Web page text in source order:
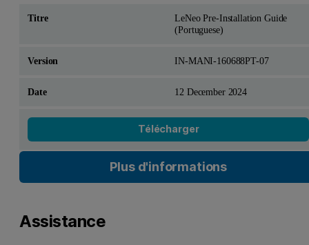
LeNeo Pre-Installation Guide
(Portuguese)
IN-MANI-160688PT-07
12 December 2024
Télécharger
Plus d'informations
Assistance